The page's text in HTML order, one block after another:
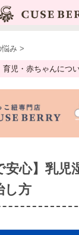
悩み >
育児・赤ちゃんにつ
安心】乳児
し方